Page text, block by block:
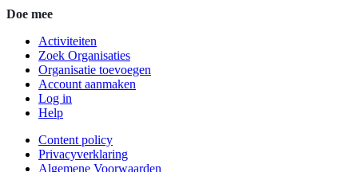
Doe mee
Activiteiten
Zoek Organisaties
Organisatie toevoegen
Account aanmaken
Log in
Help
Content policy
Privacyverklaring
Algemene Voorwaarden